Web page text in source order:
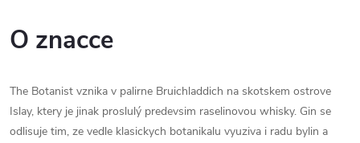
O znacce
The Botanist vznika v palirne Bruichladdich na skotskem ostrove
Islay, ktery je jinak proslulý predevsim raselinovou whisky. Gin se
odlisuje tim, ze vedle klasickych botanikalu vyuziva i radu bylin a